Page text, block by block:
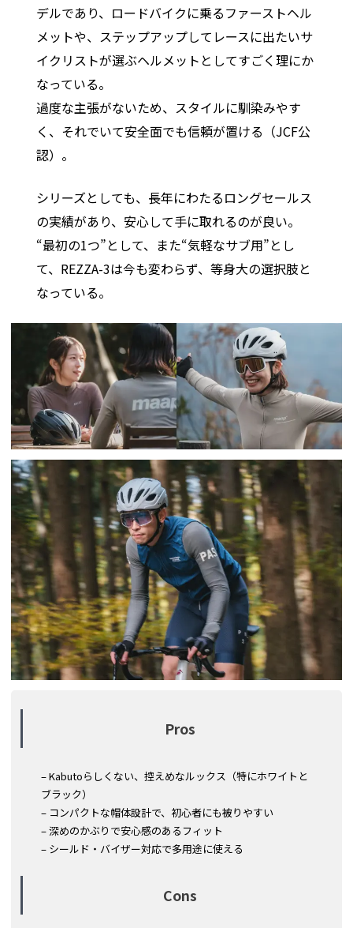
デルであり、ロードバイクに乗るファーストヘル
メットや、ステップアップしてレースに出たいサ
イクリストが選ぶヘルメットとしてすごく理にか
なっている。
過度な主張がないため、スタイルに馴染みやす
く、それでいて安全面でも信頼が置ける（JCF公
認）。
シリーズとしても、長年にわたるロングセールス
の実績があり、安心して手に取れるのが良い。
“最初の1つ”として、また“気軽なサブ用”とし
て、REZZA-3は今も変わらず、等身大の選択肢と
なっている。
Pros
– Kabutoらしくない、控えめなルックス（特にホワイトと
ブラック）
– コンパクトな帽体設計で、初心者にも被りやすい
– 深めのかぶりで安心感のあるフィット
– シールド・バイザー対応で多用途に使える
Cons